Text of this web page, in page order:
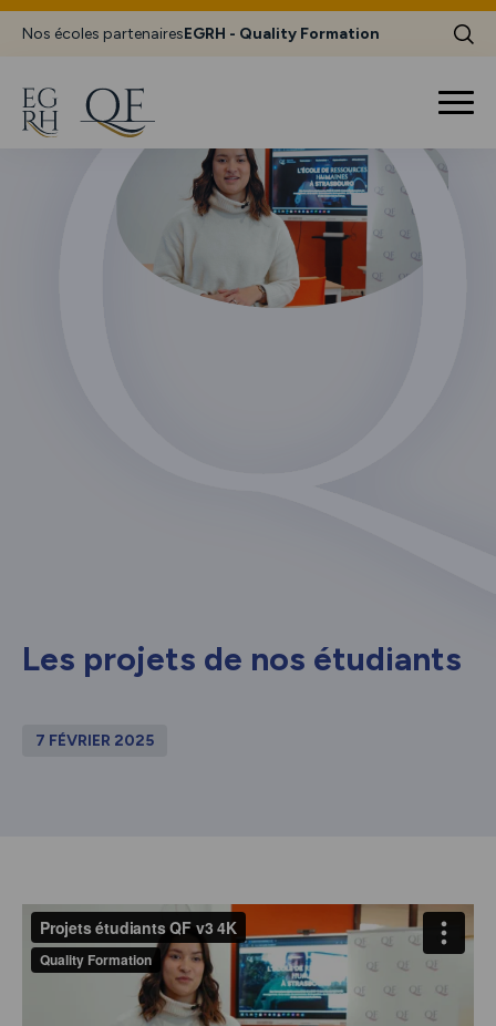
Nos écoles partenairesEGRH - Quality Formation
Les projets de nos étudiants
7 FÉVRIER 2025